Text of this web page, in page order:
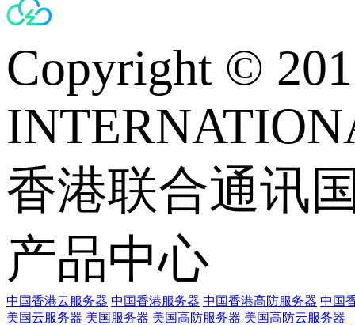
Copyright ©
香港联合通讯
产品中心
中国香港云服务器 中国香港服务器 中国香港高防服务器 中国
美国云服务器 美国服务器 美国高防服务器 美国高防云服务器